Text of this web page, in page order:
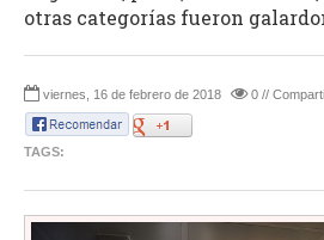
otras categorías fueron
viernes, 16 de febrero de 2018 0 //
TAGS: